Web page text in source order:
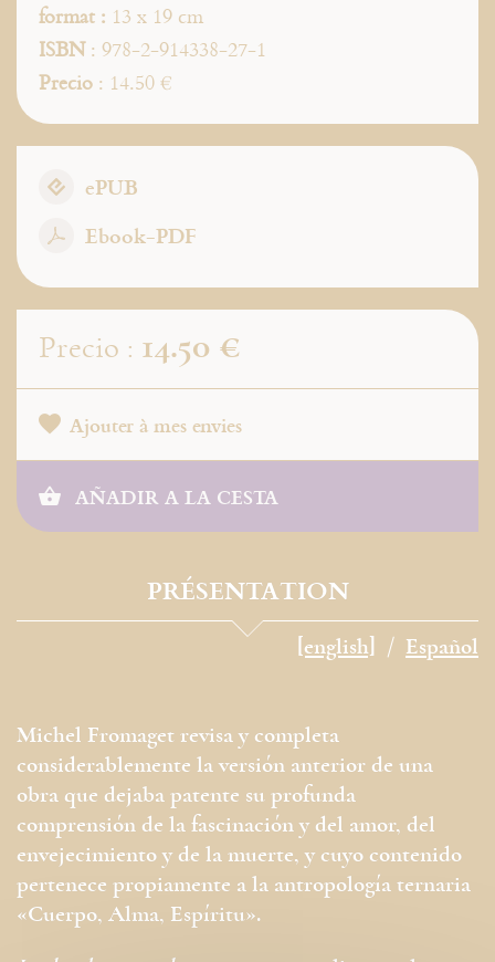
format : 13 x 19 cm
ISBN: 978-2-914338-27-1
Precio : 14.50 €
ePUB
Ebook-PDF
Precio : 14.50 €
Ajouter à mes envies
AÑADIR A LA CESTA
PRÉSENTATION
[english] Español
Michel Fromaget revisa y completa
considerablemente la versión anterior de una
obra que dejaba patente su profunda
comprensión de la fascinación y del amor, del
envejecimiento y de la muerte, y cuyo contenido
pertenece propiamente a la antropología ternaria
«Cuerpo, Alma, Espíritu».